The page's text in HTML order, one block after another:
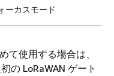
ーカスモード
て使用する場合は、
の LoRaWAN ゲート